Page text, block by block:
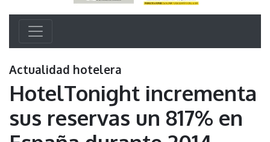
Actualidad hotelera
HotelTonight incrementa
sus reservas un 817% en